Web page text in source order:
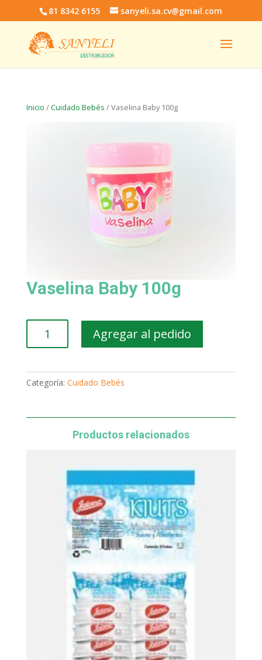
81 8342 6155 sanyeli.sa.cv@gmail.com
Inicio /Cuidado Bebés / Vaselina Baby 100g
Vaselina Baby 100g
Agregar al pedido
Categoría: Cuidado Bebés
Productos relacionados